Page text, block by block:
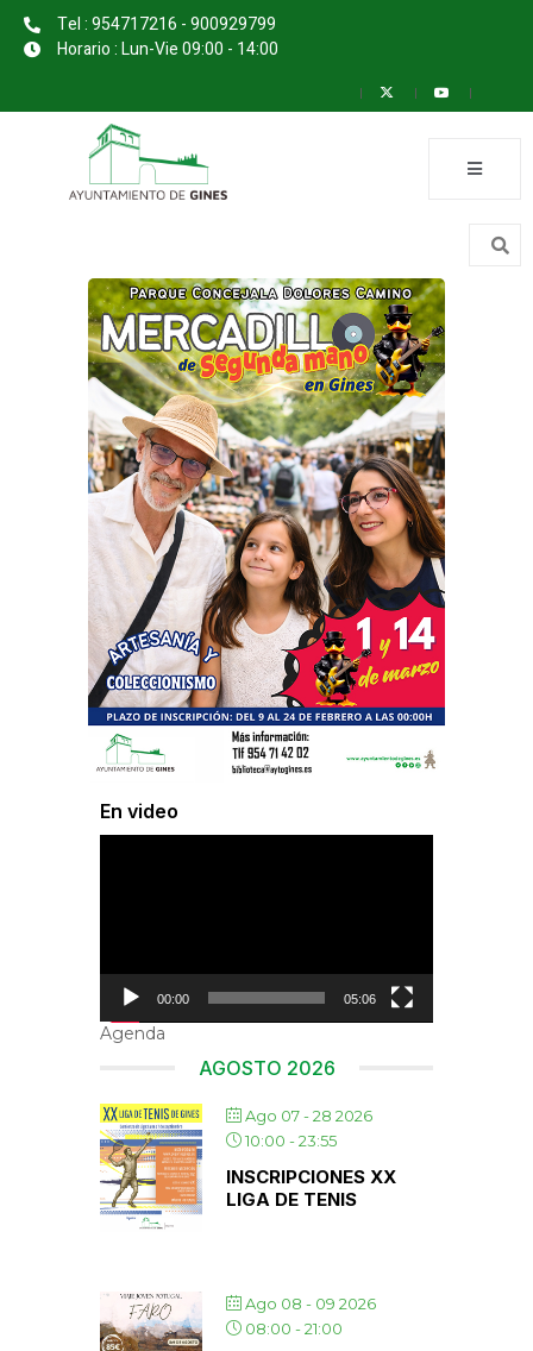
Tel : 954717216 - 900929799
Horario : Lun-Vie 09:00 - 14:00
En video
00:00 05:06
Agenda
AGOSTO 2026
Ago 07 - 28 2026
10:00 -23:55
INSCRIPCIONES XX
LIGA DE TENIS
Ago 08 - 09 2026
08:00 -21:00